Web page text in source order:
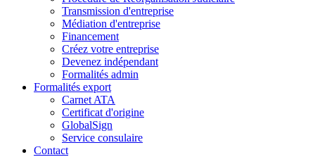
Transmission d'entreprise
Médiation d'entreprise
Financement
Créez votre entreprise
Devenez indépendant
Formalités admin
Formalités export
Carnet ATA
Certificat d'origine
GlobalSign
Service consulaire
Contact